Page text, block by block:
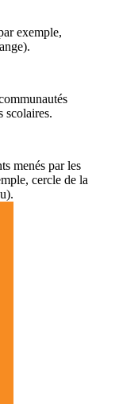
exemple,
scolaires.
menés par les
cercle de la